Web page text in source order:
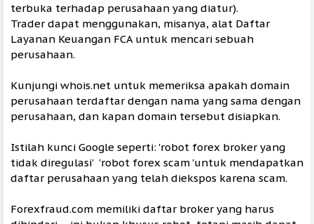
terbuka terhadap perusahaan yang diatur).
Trader dapat menggunakan, misanya, alat Daftar
Layanan Keuangan FCA untuk mencari sebuah
perusahaan.
Kunjungi whois.net untuk memeriksa apakah domain
perusahaan terdaftar dengan nama yang sama dengan
perusahaan, dan kapan domain tersebut disiapkan.
Istilah kunci Google seperti: 'robot forex broker yang
tidak diregulasi' 'robot forex scam 'untuk mendapatkan
daftar perusahaan yang telah diekspos karena scam.
Forexfraud.com memiliki daftar broker yang harus